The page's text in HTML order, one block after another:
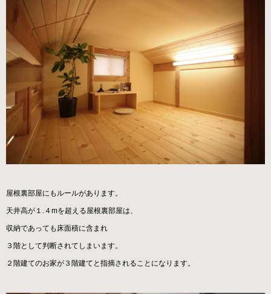
屋根裏部屋にもルールがあります。
天井高が１.４mを超える屋根裏部屋は、
収納であっても床面積に含まれ
３階として判断されてしまいます。
２階建てのお家が３階建てと指摘されることになります。